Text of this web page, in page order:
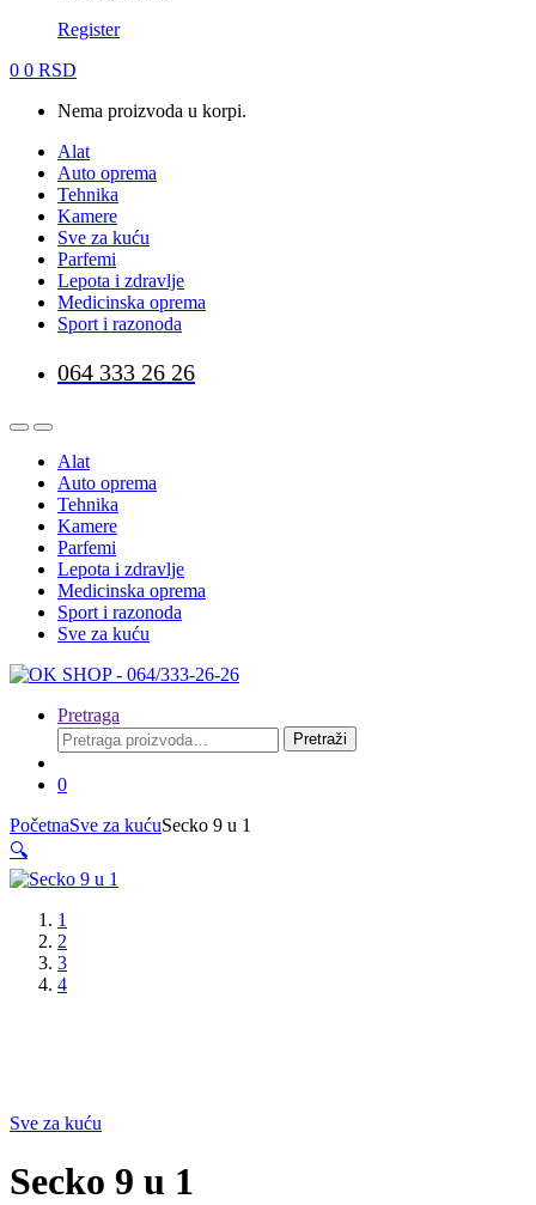
Register
0 0 RSD
Nema proizvoda u korpi.
Alat
Auto oprema
Tehnika
Kamere
Sve za kuću
Parfemi
Lepota i zdravlje
Medicinska oprema
Sport i razonoda
064 333 26 26
Alat
Auto oprema
Tehnika
Kamere
Parfemi
Lepota i zdravlje
Medicinska oprema
Sport i razonoda
Sve za kuću
Pretraga
Pretraga
za:
Pretraži
0
PočetnaSve za kućuSecko 9 u 1
🔍
1
2
3
4
Sve za kuću
Secko 9 u 1